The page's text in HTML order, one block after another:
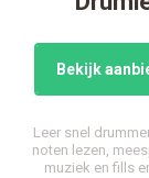
Bekijk
Leer snel
noten lezen,
muziek en fills